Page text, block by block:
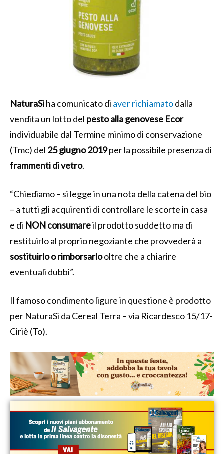
NaturaSìha comunicato di aver richiamatodalla
vendita un lotto del pesto alla genovese Ecor
individuabile dal Termine minimo di conservazione
(Tmc) del 25 giugno 2019per la possibile presenza di
frammenti di vetro.
“Chiediamo – si legge in una nota della catena del bio
– a tutti gli acquirenti di controllare le scorte in casa
e di NON consumareil prodotto suddetto ma di
restituirlo al proprio negoziante che provvederà a
sostituirlo o rimborsarlooltre che a chiarire
eventuali dubbi”.
Il famoso condimento ligure in questione è prodotto
per NaturaSì da Cereal Terra – via Ricardesco 15/17-
Ciriè (To).